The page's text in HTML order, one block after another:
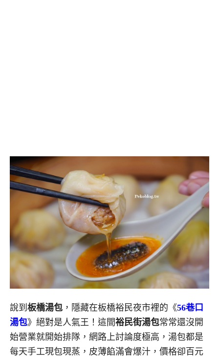
說到 板橋湯包 ，隱藏在板橋裕民夜市裡的《56巷口
湯包》絕對是人氣王！這間裕民街湯包常常還沒開
始營業就開始排隊，網路上討論度極高，湯包都是
每天手工現包現蒸，皮薄餡滿會爆汁，價格卻百元